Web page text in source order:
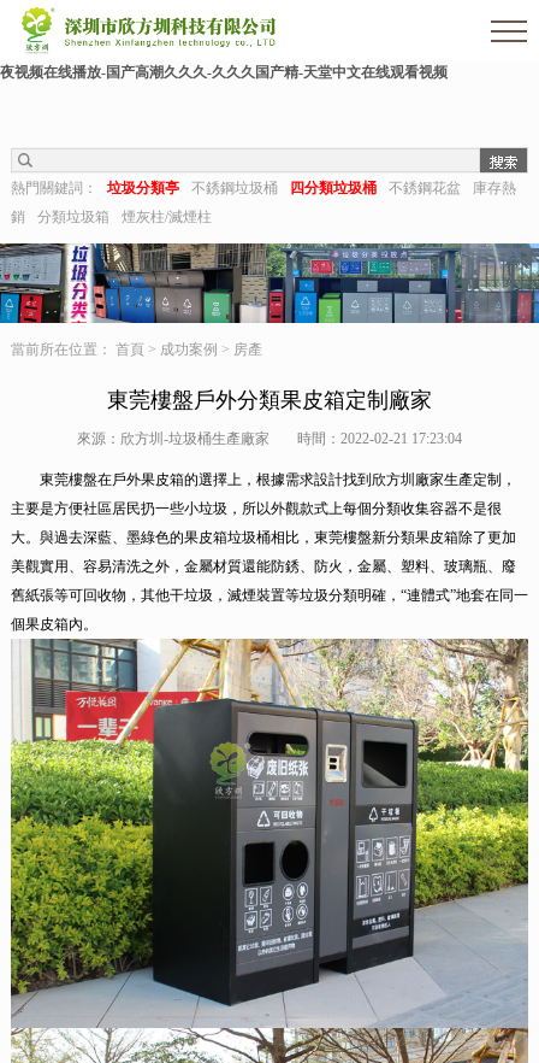
色婷婷影院-亚洲三级av-熟女毛片-亚洲日本一区二区三区-麻豆91在线-久久狠狠干-国
产成人激情-视频推荐-久久aaa-东北少妇不戴套对白第一次-深夜福利视频在线-成人午
夜视频在线播放-国产高潮久久久-久久久国产精-天堂中文在线观看视频
熱門關鍵詞： 垃圾分類亭 不銹鋼垃圾桶 四分類垃圾桶 不銹鋼花盆
庫存熱
銷
分類垃圾箱 煙灰柱/滅煙柱
當前所在位置： 首頁> 成功案例 > 房產
東莞樓盤戶外分類果皮箱定制廠家
來源：欣方圳-垃圾桶生產廠家 時間：2022-02-21 17:23:04
東莞樓盤在戶外果皮箱的選擇上，根據需求設計找到欣方圳廠家生產定制，
主要是方便社區居民扔一些小垃圾，所以外觀款式上每個分類收集容器不是很
大。與過去深藍、墨綠色的果皮箱垃圾桶相比，東莞樓盤新分類果皮箱除了更加
美觀實用、容易清洗之外，金屬材質還能防銹、防火，金屬、塑料、玻璃瓶、廢
舊紙張等可回收物，其他干垃圾，滅煙裝置等垃圾分類明確，“連體式”地套在同一
個果皮箱內。